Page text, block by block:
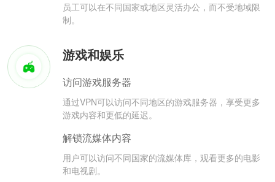
员工可以在不同国家或地区灵活办公，而不受地域限
制。
游戏和娱乐
访问游戏服务器
通过VPN可以访问不同地区的游戏服务器，享受更多
游戏内容和更低的延迟。
解锁流媒体内容
用户可以访问不同国家的流媒体库，观看更多的电影
和电视剧。